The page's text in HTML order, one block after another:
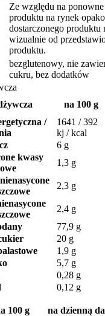
Ze względu na
produktu na rynek
dostarczonego produktu
wizualnie od
produktu.
bezglutenowy, nie
cukru, bez dodatków
na 100 g
/
1641 / 392
kj / kcal
6 g
kwasy
1,3 g
2,3 g
2,4 g
77,9 g
20 g
1,9 g
5,7 g
0,28 g
0,12 g
100 g
na dzienną